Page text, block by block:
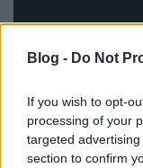
Blog - Do Not
If you wish to opt-
processing of your
targeted
section to confirm